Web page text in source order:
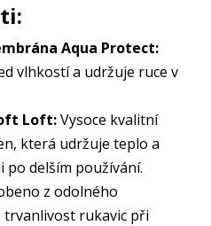
Aqua Protect:
vlhkostí a udržuje ruce v
Loft:Vysoce kvalitní
která udržuje teplo a
delším používání.
z odolného
rukavic při